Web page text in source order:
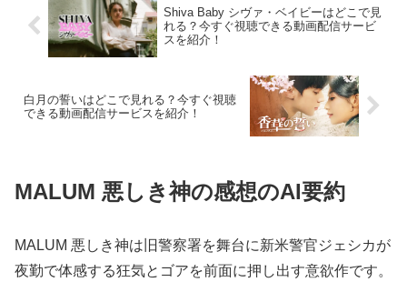
Shiva Baby シヴァ・ベイビーはどこで見
れる？今すぐ視聴できる動画配信サービ
スを紹介！
白月の誓いはどこで見れる？今すぐ視聴
できる動画配信サービスを紹介！
MALUM 悪しき神の感想のAI要約
MALUM 悪しき神は旧警察署を舞台に新米警官ジェシカが
夜勤で体感する狂気とゴアを前面に押し出す意欲作です。